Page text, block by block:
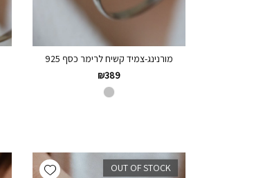
מורנינג-צמיד קשיח לרימר כסף 925
₪389
Add wishlist OUT OF STOCK